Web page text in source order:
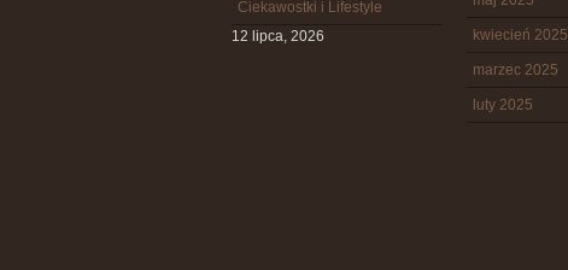
Ciekawostki i Lifestyle
12 lipca, 2026
kwiecień 2025
marzec 2025
luty 2025